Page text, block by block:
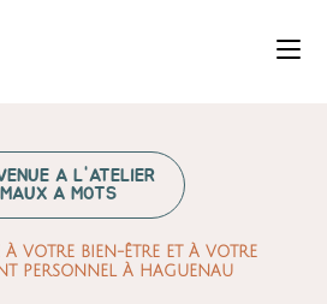
A L'ATELIER
MAUX A MOTS
VOTRE BIEN-ÊTRE ET À VOTRE
PERSONNEL À HAGUENAU